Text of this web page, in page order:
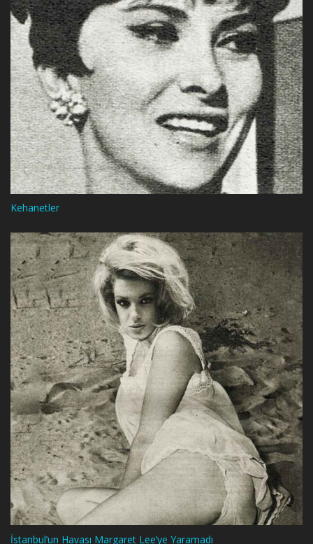
Kehanetler
İstanbul’un Havası Margaret Lee’ye Yaramadı